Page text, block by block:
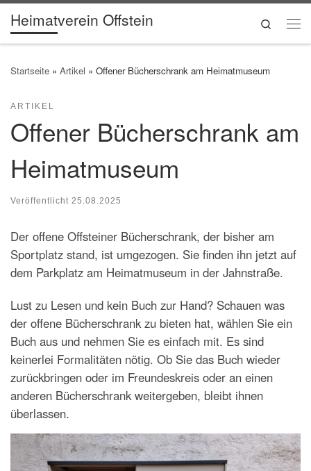
Zum Inhalt springen
Heimatverein Offstein
Search
Startseite » Artikel » Offener Bücherschrank am Heimatmuseum
ARTIKEL
Offener Bücherschrank am
Heimatmuseum
Veröffentlicht 25.08.2025
Der offene Offsteiner Bücherschrank, der bisher am
Sportplatz stand, ist umgezogen. Sie finden ihn jetzt auf
dem Parkplatz am Heimatmuseum in der Jahnstraße.
Lust zu Lesen und kein Buch zur Hand? Schauen was
der offene Bücherschrank zu bieten hat, wählen Sie ein
Buch aus und nehmen Sie es einfach mit. Es sind
keinerlei Formalitäten nötig. Ob Sie das Buch wieder
zurückbringen oder im Freundeskreis oder an einen
anderen Bücherschrank weitergeben, bleibt ihnen
überlassen.